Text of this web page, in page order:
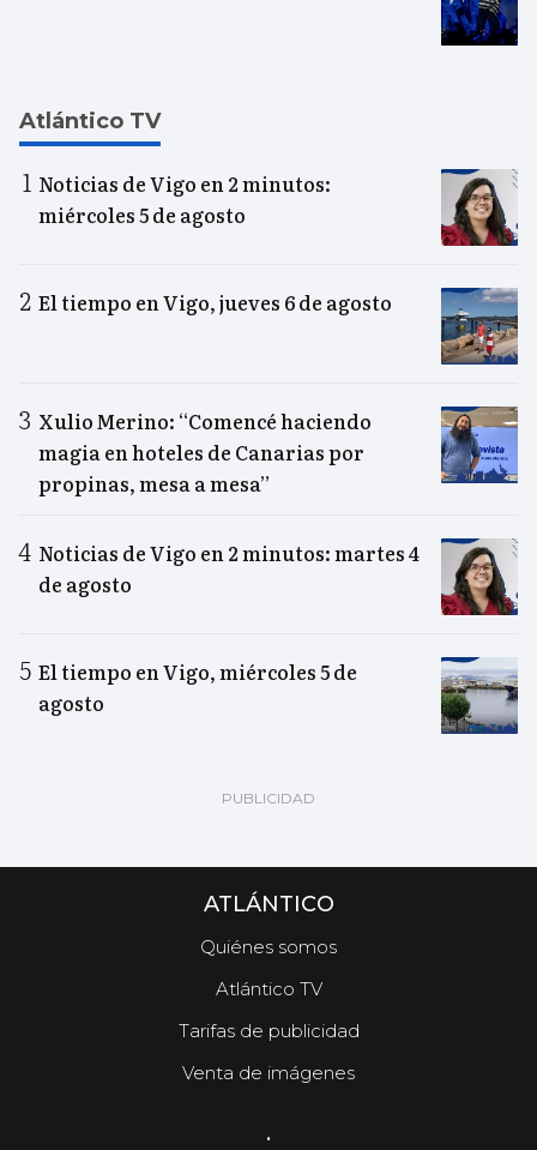
Atlántico TV
Noticias de Vigo en 2 minutos:
miércoles 5 de agosto
El tiempo en Vigo, jueves 6 de agosto
Xulio Merino: “Comencé haciendo
magia en hoteles de Canarias por
propinas, mesa a mesa”
Noticias de Vigo en 2 minutos: martes 4
de agosto
El tiempo en Vigo, miércoles 5 de
agosto
ATLÁNTICO
Quiénes somos
Atlántico TV
Tarifas de publicidad
Venta de imágenes
.